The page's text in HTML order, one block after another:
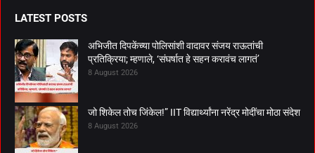
LATEST POSTS
अभिजीत दिपकेंच्या पोलिसांशी वादावर संजय राऊतांची
प्रतिक्रिया; म्हणाले, ‘संघर्षात हे सहन करावंच लागतं’
8 August 2026
जो शिकेल तोच जिंकेल!” IIT विद्यार्थ्यांना नरेंद्र मोदींचा मोठा संदेश
8 August 2026